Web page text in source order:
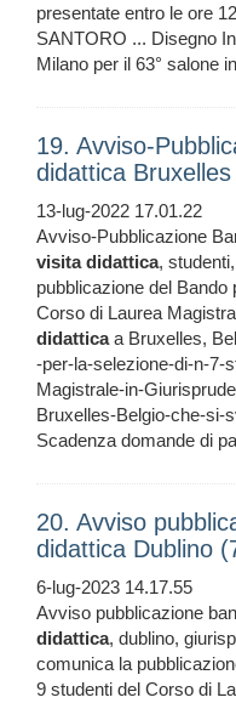
presentate entro le ore
SANTORO ... Disegno
Milano per il 63° salone
19. Avviso-
didattica
13-lug-2022 17.01.22
Avviso-Pubblicazione
visita didattica,
pubblicazione del Bando
Corso di Laurea
didatticaa Bruxelles,
-per-la-selezione-di-n-7-
Magistrale-in-
Bruxelles-Belgio-che-si-
Scadenza domande di
20. Avviso
didattica Dublino
6-lug-2023 14.17.55
Avviso pubblicazione
didattica, dublino,
comunica la
9 studenti del Corso di